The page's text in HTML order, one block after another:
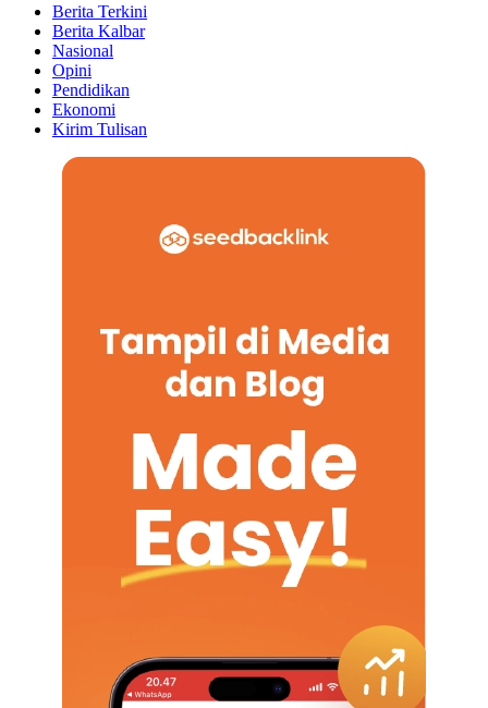
Berita Terkini
Berita Kalbar
Nasional
Opini
Pendidikan
Ekonomi
Kirim Tulisan